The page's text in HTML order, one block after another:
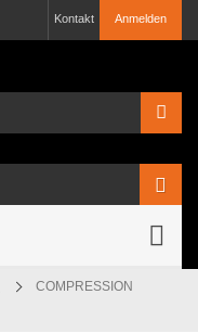
Anmelden
Kontakt
COMPRESSION